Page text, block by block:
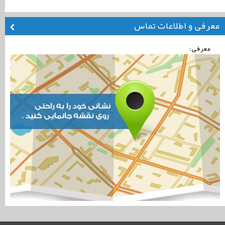
معرفی و اطلاعات تماس
معرفی: